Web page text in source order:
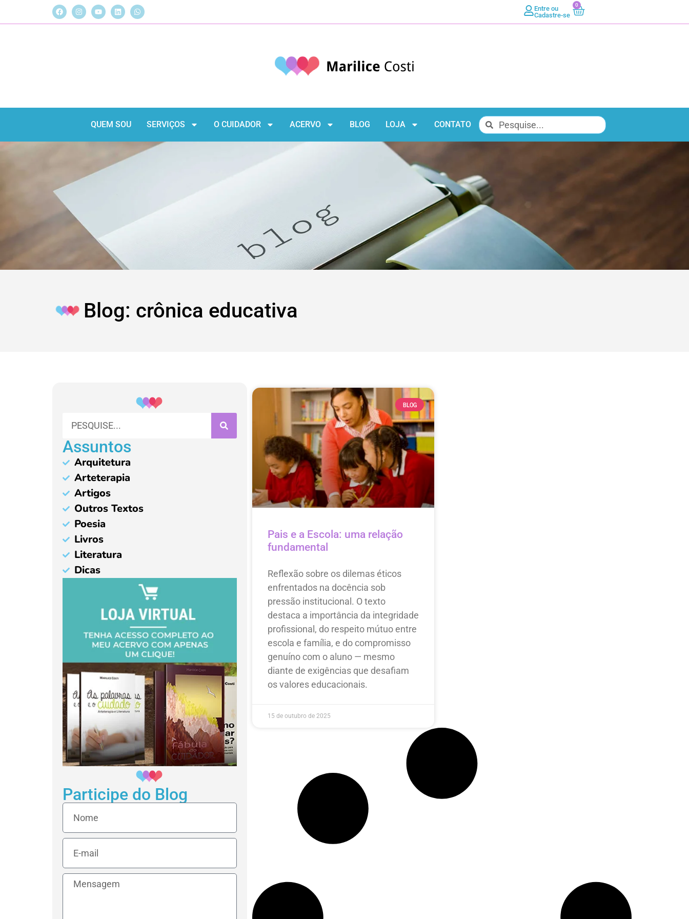
Entre ou
Cadastre-se
0
QUEM SOU SERVIÇOS O CUIDADOR ACERVO BLOG LOJA CONTATO
Blog: crônica educativa
Assuntos
Arquitetura
Arteterapia
Artigos
Outros Textos
Poesia
Livros
Literatura
Dicas
Participe do Blog
BLOG
Pais e a Escola: uma relação
fundamental
Reflexão sobre os dilemas éticos
enfrentados na docência sob
pressão institucional. O texto
destaca a importância da integridade
profissional, do respeito mútuo entre
escola e família, e do compromisso
genuíno com o aluno — mesmo
diante de exigências que desafiam
os valores educacionais.
15 de outubro de 2025